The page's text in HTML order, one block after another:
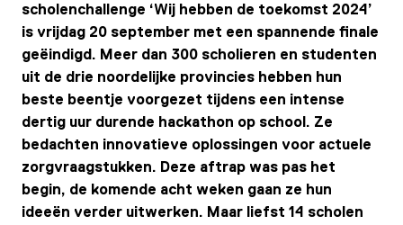
scholenchallenge ‘Wij hebben de toekomst 2024’
is vrijdag 20 september met een spannende finale
geëindigd. Meer dan 300 scholieren en studenten
uit de drie noordelijke provincies hebben hun
beste beentje voorgezet tijdens een intense
dertig uur durende hackathon op school. Ze
bedachten innovatieve oplossingen voor actuele
zorgvraagstukken. Deze aftrap was pas het
begin, de komende acht weken gaan ze hun
ideeën verder uitwerken. Maar liefst 14 scholen